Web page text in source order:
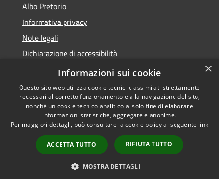
Albo Pretorio
Informativa privacy
Note legali
Dichiarazione di accessibilità
Informativa Privacy Videosorveglianza
Accessibilità
Copyright © 2026 • Comune di
Valderice • Powered by
Municipium•
Accesso
redazione
×
Informazioni sui cookie
Questo sito web utilizza cookie tecnici e assimilati strettamente
necessari al corretto funzionamento e alla navigazione del sito,
nonché un cookie tecnico analitico al solo fine di elaborare
informazioni statistiche, aggregate e anonime.
Per maggiori dettagli, può consultare la cookie policy al seguente link
ACCETTA TUTTO RIFIUTA TUTTO
MOSTRA DETTAGLI